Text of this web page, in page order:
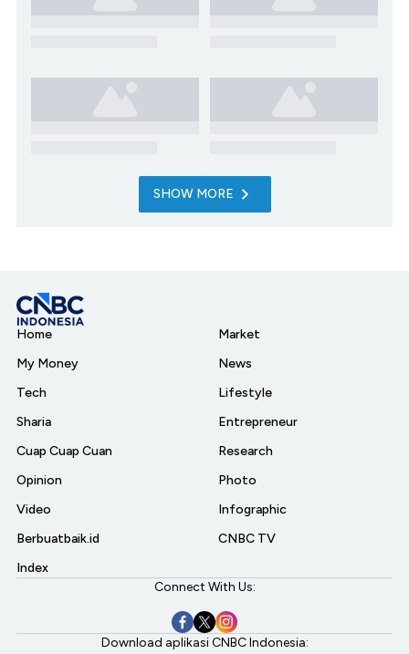
SHOW MORE
Home
My Money
Tech
Sharia
Cuap Cuap Cuan
Opinion
Video
Berbuatbaik.id
Index
Market
News
Lifestyle
Entrepreneur
Research
Photo
Infographic
CNBC TV
Connect With Us:
Download aplikasi CNBC Indonesia: